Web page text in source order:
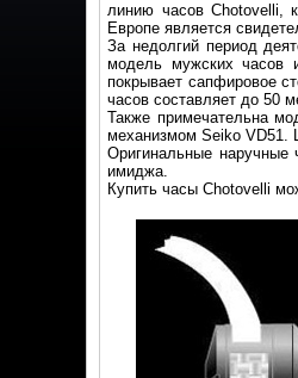
линию часов Chotovelli,
Европе является
За недолгий период
модель мужских часов
покрывает сапфировое
часов составляет до 50
Также примечательна
механизмом Seiko VD51.
Оригинальные наручные
имиджа.
Купить часы Chotovelli